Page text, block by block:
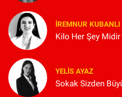
İREMNUR KUBANLI
Kilo Her Şey
YELIS AYAZ
Sokak Sizden